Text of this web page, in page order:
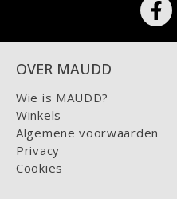
OVER MAUDD
Wie is MAUDD?
Winkels
Algemene voorwaarden
Privacy
Cookies